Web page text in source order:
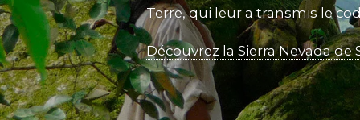
Terre, qui leur a transmis le
Découvrez la Sierra Nevada de